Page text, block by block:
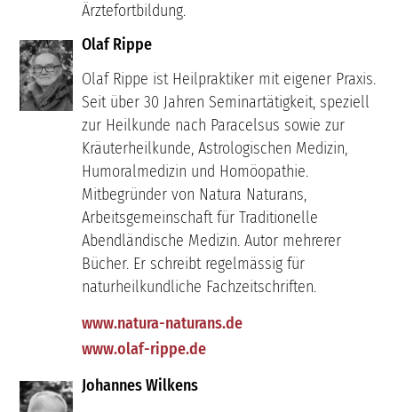
Ärztefortbildung.
Olaf Rippe
Olaf Rippe ist Heilpraktiker mit eigener Praxis.
Seit über 30 Jahren Seminartätigkeit, speziell
zur Heilkunde nach Paracelsus sowie zur
Kräuterheilkunde, Astrologischen Medizin,
Humoralmedizin und Homöopathie.
Mitbegründer von Natura Naturans,
Arbeitsgemeinschaft für Traditionelle
Abendländische Medizin. Autor mehrerer
Bücher. Er schreibt regelmässig für
naturheilkundliche Fachzeitschriften.
www.natura-naturans.de
www.olaf-rippe.de
Johannes Wilkens